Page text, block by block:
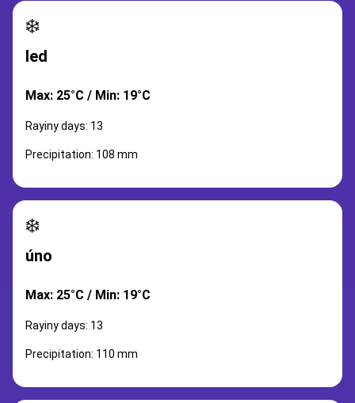
❄️
led
Max: 25°C / Min: 19°C
Rayiny days: 13
Precipitation: 108 mm
❄️
úno
Max: 25°C / Min: 19°C
Rayiny days: 13
Precipitation: 110 mm